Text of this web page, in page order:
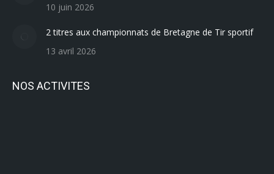
10 juin 2026
2 titres aux championnats de Bretagne de Tir sportif
13 avril 2026
NOS ACTIVITES